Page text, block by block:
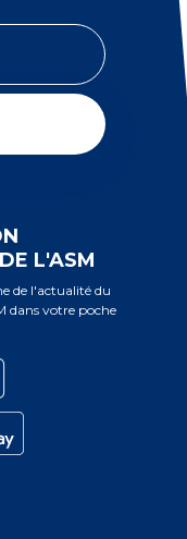
L'ASM
de l'actualité du
dans votre poche